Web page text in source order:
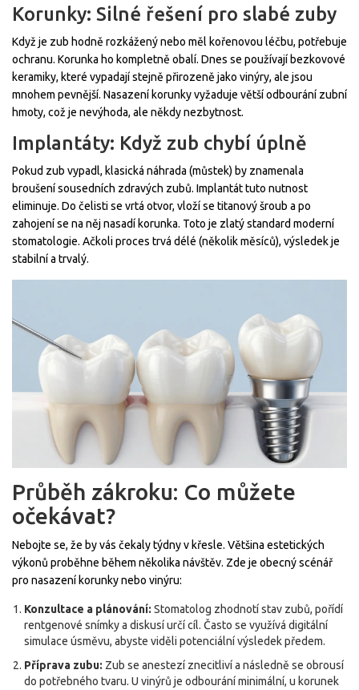
Korunky: Silné řešení pro slabé zuby
Když je zub hodně rozkážený nebo měl kořenovou léčbu, potřebuje
ochranu. Korunka ho kompletně obalí. Dnes se používají bezkovové
keramiky, které vypadají stejně přirozeně jako vinýry, ale jsou
mnohem pevnější. Nasazení korunky vyžaduje větší odbourání zubní
hmoty, což je nevýhoda, ale někdy nezbytnost.
Implantáty: Když zub chybí úplně
Pokud zub vypadl, klasická náhrada (můstek) by znamenala
broušení sousedních zdravých zubů. Implantát tuto nutnost
eliminuje. Do čelisti se vrtá otvor, vloží se titanový šroub a po
zahojení se na něj nasadí korunka. Toto je zlatý standard moderní
stomatologie. Ačkoli proces trvá délé (několik měsíců), výsledek je
stabilní a trvalý.
Průběh zákroku: Co můžete
očekávat?
Nebojte se, že by vás čekaly týdny v křesle. Většina estetických
výkonů proběhne během několika návštěv. Zde je obecný scénář
pro nasazení korunky nebo vinýru:
Konzultace a plánování: Stomatolog zhodnotí stav zubů, pořídí
rentgenové snímky a diskusí určí cíl. Často se využívá digitální
simulace úsměvu, abyste viděli potenciální výsledek předem.
Příprava zubu: Zub se anestezí znecitliví a následně se obrousí
do potřebného tvaru. U vinýrů je odbourání minimální, u korunek